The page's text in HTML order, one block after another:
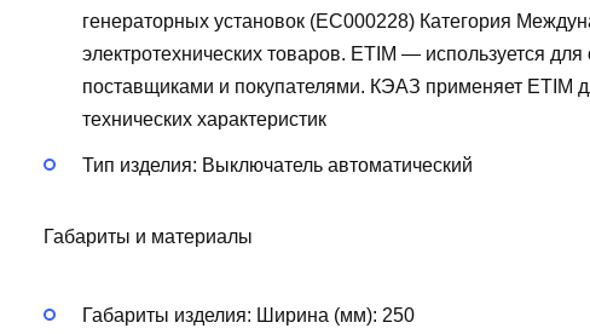
генераторных установок (EC000228) Категория
электротехнических товаров. ETIM — используется
поставщиками и покупателями. КЭАЗ применяет ETIM
технических характеристик
Тип изделия: Выключатель автоматический
Габариты и материалы
Габариты изделия: Ширина (мм): 250